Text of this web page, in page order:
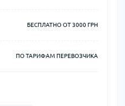
БЕСПЛАТНО ОТ 3000 ГРН
ПО ТАРИФАМ ПЕРЕВОЗЧИКА